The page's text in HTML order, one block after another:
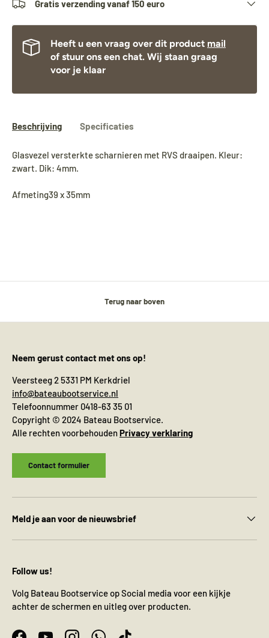
Gratis verzending vanaf 150 euro
Heeft u een vraag over dit product mail
of stuur ons een chat. Wij staan graag
voor je klaar
Beschrijving Specificaties
Glasvezel versterkte scharnieren met RVS draaipen. Kleur:
zwart. Dik: 4mm.
Afmeting39 x 35mm
Terug naar boven
Neem gerust contact met ons op!
Veersteeg 2 5331 PM Kerkdriel
info@bateaubootservice.nl
Telefoonnummer 0418-63 35 01
Copyright © 2024 Bateau Bootservice.
Alle rechten voorbehoudenPrivacy verklaring
Contact formulier
Meld je aan voor de nieuwsbrief
Follow us!
Volg Bateau Bootservice op Social media voor een kijkje
achter de schermen en uitleg over producten.